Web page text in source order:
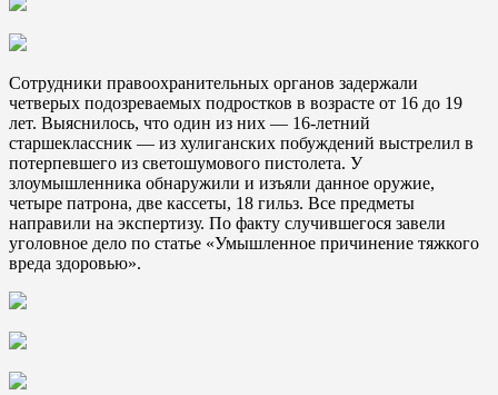
Сотрудники правоохранительных органов задержали
четверых подозреваемых подростков в возрасте от 16 до 19
лет. Выяснилось, что один из них — 16-летний
старшеклассник — из хулиганских побуждений выстрелил в
потерпевшего из светошумового пистолета. У
злоумышленника обнаружили и изъяли данное оружие,
четыре патрона, две кассеты, 18 гильз. Все предметы
направили на экспертизу. По факту случившегося завели
уголовное дело по статье «Умышленное причинение тяжкого
вреда здоровью».